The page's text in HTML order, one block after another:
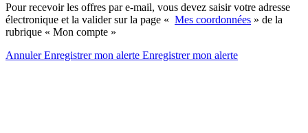
Pour recevoir les offres par e-mail, vous devez saisir votre adresse
électronique et la valider sur la page « Mes coordonnées » de la
rubrique « Mon compte »
AnnulerEnregistrer mon alerte Enregistrermon alerte